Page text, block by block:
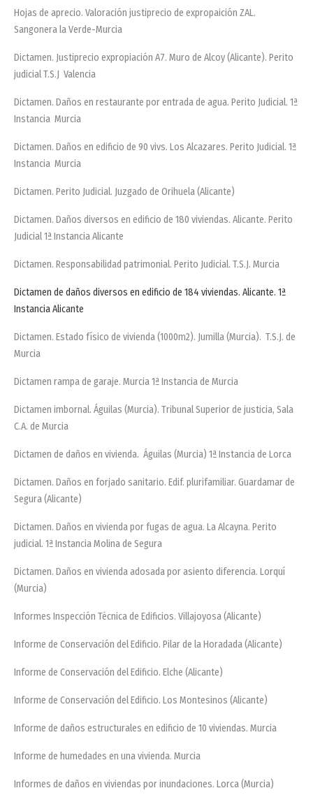
Hojas de aprecio. Valoración justiprecio de expropaición ZAL.
Sangonera la Verde-Murcia
Dictamen. Justiprecio expropiación A7. Muro de Alcoy (Alicante). Perito
judicial T.S.J Valencia
Dictamen. Daños en restaurante por entrada de agua. Perito Judicial. 1ª
Instancia Murcia
Dictamen. Daños en edificio de 90 vivs. Los Alcazares. Perito Judicial. 1ª
Instancia Murcia
Dictamen. Perito Judicial. Juzgado de Orihuela (Alicante)
Dictamen. Daños diversos en edificio de 180 viviendas. Alicante. Perito
Judicial 1ª Instancia Alicante
Dictamen. Responsabilidad patrimonial. Perito Judicial. T.S.J. Murcia
Dictamen de daños diversos en edificio de 184 viviendas. Alicante. 1ª
Instancia Alicante
Dictamen. Estado físico de vivienda (1000m2). Jumilla (Murcia). T.S.J. de
Murcia
Dictamen rampa de garaje. Murcia 1ª Instancia de Murcia
Dictamen imbornal. Águilas (Murcia). Tribunal Superior de justicia, Sala
C.A. de Murcia
Dictamen de daños en vivienda. Águilas (Murcia) 1ª Instancia de Lorca
Dictamen. Daños en forjado sanitario. Edif. plurifamiliar. Guardamar de
Segura (Alicante)
Dictamen. Daños en vivienda por fugas de agua. La Alcayna. Perito
judicial. 1ª Instancia Molina de Segura
Dictamen. Daños en vivienda adosada por asiento diferencia. Lorquí
(Murcia)
Informes Inspección Técnica de Edificios. Villajoyosa (Alicante)
Informe de Conservación del Edificio. Pilar de la Horadada (Alicante)
Informe de Conservación del Edificio. Elche (Alicante)
Informe de Conservación del Edificio. Los Montesinos (Alicante)
Informe de daños estructurales en edificio de 10 viviendas. Murcia
Informe de humedades en una vivienda. Murcia
Informes de daños en viviendas por inundaciones. Lorca (Murcia)